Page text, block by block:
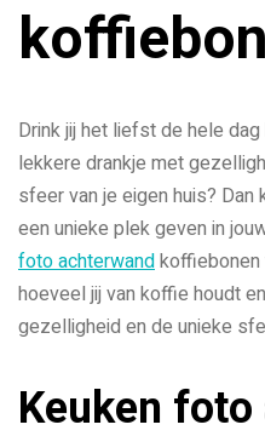
Drink jij het liefst de hele
lekkere drankje met
sfeer van je eigen huis?
een unieke plek geven in
foto achterwand
hoeveel jij van koffie houdt
gezelligheid en de unieke
Keuken foto